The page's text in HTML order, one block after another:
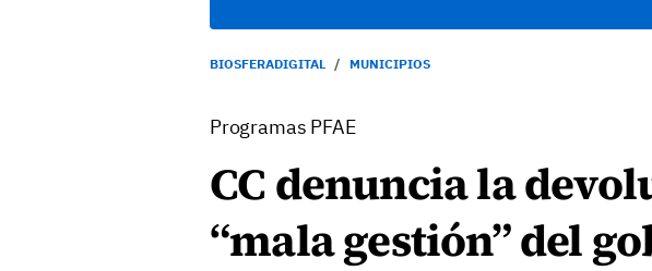
BIOSFERADIGITAL MUNICIPIOS
Programas PFAE
CC denuncia la
“mala gestión” del